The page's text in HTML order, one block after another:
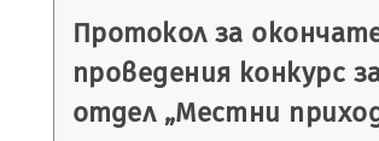
Протокол за
проведения конкурс
отдел „Местни